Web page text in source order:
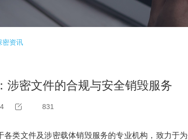
密资讯
涉密文件的合规与安全销毁服务
831
各类文件及涉密载体销毁服务的专业机构，致力于